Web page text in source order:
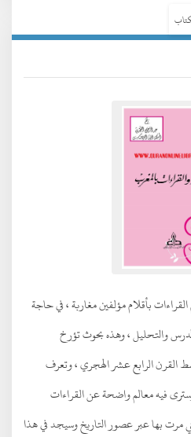
بأقلام مؤلفين مغاربة ، في حاجة
والتحليل ، وهذه بحوث تؤرخ
القرن الرابع عشر الهجري ، وتعرف
فيه معالم واضحة عن القراءات
مرت بها عبر عصور التاريخ وسيجد في هذا